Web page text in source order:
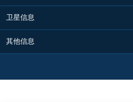
卫星信息
其他信息